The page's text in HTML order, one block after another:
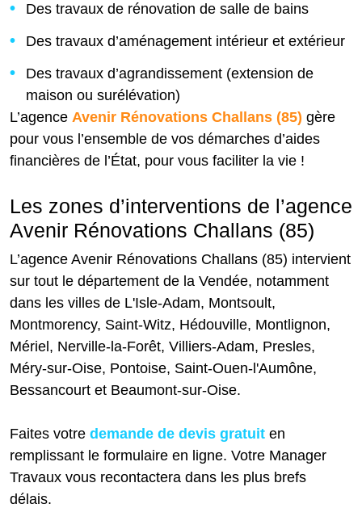
Des travaux de rénovation de salle de bains
Des travaux d’aménagement intérieur et extérieur
Des travaux d’agrandissement (extension de
maison ou surélévation)
L’agence Avenir Rénovations Challans (85) gère
pour vous l’ensemble de vos démarches d’aides
financières de l’État, pour vous faciliter la vie !
Les zones d’interventions de l’agence
Avenir Rénovations Challans (85)
L’agence Avenir Rénovations Challans (85) intervient
sur tout le département de la Vendée, notamment
dans les villes de L'Isle-Adam, Montsoult,
Montmorency, Saint-Witz, Hédouville, Montlignon,
Mériel, Nerville-la-Forêt, Villiers-Adam, Presles,
Méry-sur-Oise, Pontoise, Saint-Ouen-l'Aumône,
Bessancourt et Beaumont-sur-Oise.
Faites votre demande de devis gratuit en
remplissant le formulaire en ligne. Votre Manager
Travaux vous recontactera dans les plus brefs
délais.